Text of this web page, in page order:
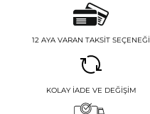
12 AYA VARAN TAKSIT SEÇENEĞI
KOLAY İADE VE DEĞIŞIM